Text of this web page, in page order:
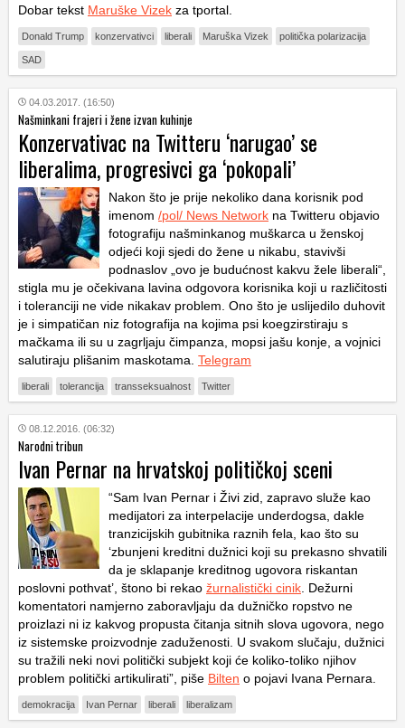
Dobar tekst Maruške Vizek za tportal.
Donald Trump konzervativci liberali Maruška Vizek politička polarizacija
SAD
04.03.2017. (16:50)
Našminkani frajeri i žene izvan kuhinje
Konzervativac na Twitteru ‘narugao’ se
liberalima, progresivci ga ‘pokopali’
Nakon što je prije nekoliko dana korisnik pod
imenom /pol/ News Network na Twitteru objavio
fotografiju našminkanog muškarca u ženskoj
odjeći koji sjedi do žene u nikabu, stavivši
podnaslov „ovo je budućnost kakvu žele liberali“,
stigla mu je očekivana lavina odgovora korisnika koji u različitosti
i toleranciji ne vide nikakav problem. Ono što je uslijedilo duhovit
je i simpatičan niz fotografija na kojima psi koegzirstiraju s
mačkama ili su u zagrljaju čimpanza, mopsi jašu konje, a vojnici
salutiraju plišanim maskotama. Telegram
liberali tolerancija transseksualnost Twitter
08.12.2016. (06:32)
Narodni tribun
Ivan Pernar na hrvatskoj političkoj sceni
“Sam Ivan Pernar i Živi zid, zapravo služe kao
medijatori za interpelacije underdogsa , dakle
tranzicijskih gubitnika raznih fela, kao što su
‘zbunjeni kreditni dužnici koji su prekasno shvatili
da je sklapanje kreditnog ugovora riskantan
poslovni pothvat’, štono bi rekao žurnalistički cinik . Dežurni
komentatori namjerno zaboravljaju da dužničko ropstvo ne
proizlazi ni iz kakvog propusta čitanja sitnih slova ugovora, nego
iz sistemske proizvodnje zaduženosti. U svakom slučaju, dužnici
su tražili neki novi politički subjekt koji će koliko-toliko njihov
problem politički artikulirati”, piše Bilten o pojavi Ivana Pernara.
demokracija Ivan Pernar liberali liberalizam